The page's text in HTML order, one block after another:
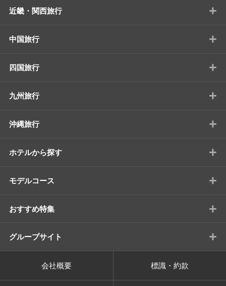
近畿・関西旅行 +
中国旅行 +
四国旅行 +
九州旅行 +
沖縄旅行 +
ホテルから探す +
モデルコース +
おすすめ特集 +
グループサイト +
会社概要 標識・約款